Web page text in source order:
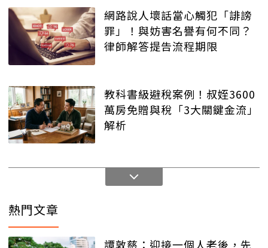
網路說人壞話當心觸犯「誹謗
罪」！與妨害名譽有何不同？
律師解答提告流程期限
教科書級避稅案例！叔姪3600
萬房免贈與稅「3大關鍵金流」
解析
熱門文章
譚敦慈：迎接一個人老後，先